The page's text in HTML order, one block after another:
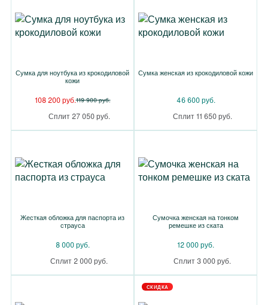
Сумка для ноутбука из крокодиловой
кожи
108 200 руб.119 900 руб.
Сплит 27 050 руб.
Сумка женская из крокодиловой кожи
46 600 руб.
Сплит 11 650 руб.
Жесткая обложка для паспорта из
страуса
8 000 руб.
Сплит 2 000 руб.
Сумочка женская на тонком
ремешке из ската
12 000 руб.
Сплит 3 000 руб.
СКИДКА